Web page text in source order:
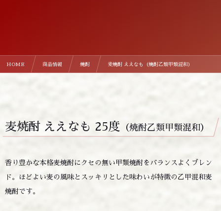
HOME 商品情報 焼酎 麦焼酎 ええなも（焼酎乙類甲類混和）
麦焼酎 ええなも 25度 （焼酎乙類甲類混和）
香り豊かな本格麦焼酎にクセの無い甲類焼酎をバランスよくブレン
ド。ほどよい麦の風味とスッキリとした味わいが特徴の乙甲混和麦
焼酎です。